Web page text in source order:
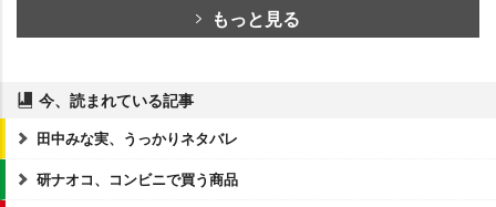
もっと見る
今、読まれている記事
田中みな実、うっかりネタバレ
研ナオコ、コンビニで買う商品